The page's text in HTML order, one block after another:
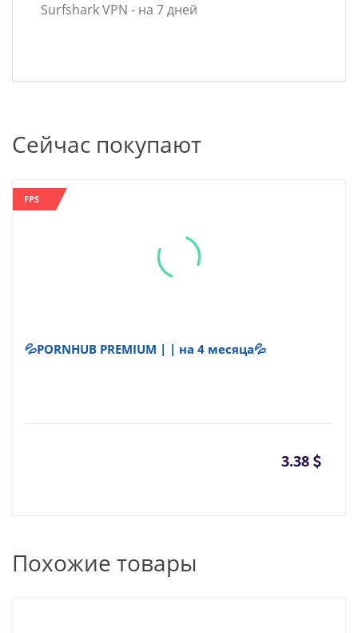
Surfshark VPN - на 7 дней
Сейчас покупают
FPS
💦PORNHUB PREMIUM | | на 4 месяца💦
3.38
Похожие товары